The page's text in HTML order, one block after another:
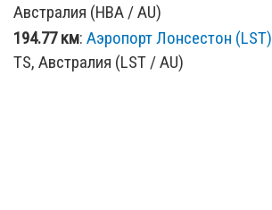
Австралия (HBA / AU)
194.77 км: Аэропорт Лонсестон (LST)
TS, Австралия (LST / AU)